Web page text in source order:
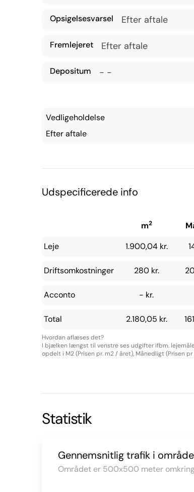
Opsigelsesvarsel Efter aftale
Fremlejeret Efter aftale
Depositum - -
Vedligeholdelse
Efter aftale
Udspecificerede info
m2
Leje
1.900,04 kr.
Driftsomkostninger 280 kr.
Acconto - kr.
Total 2.180,05 kr.
Hvordan aflæses det?
I bjælken længst til venstre ses udgifter ifbm.
opdelt i M2 (Prisen pr. m2 / året), Månedligt (Prisen
Statistik
Gennemsnitlig trafik i
Området er 500x500 meter